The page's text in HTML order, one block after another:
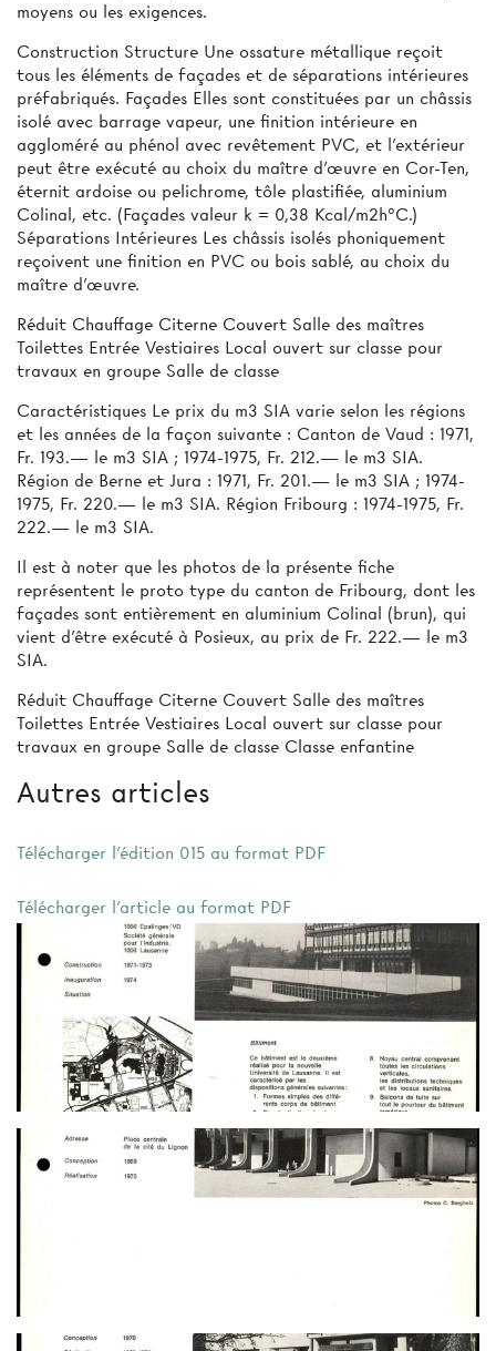
moyens ou les exigences.
Construction Structure Une ossature métallique reçoit
tous les éléments de façades et de séparations intérieures
préfabriqués. Façades Elles sont constituées par un châssis
isolé avec barrage vapeur, une finition intérieure en
aggloméré au phénol avec revêtement PVC, et l’extérieur
peut être exécuté au choix du maître d'œuvre en Cor-Ten,
éternit ardoise ou pelichrome, tôle plastifiée, aluminium
Colinal, etc. (Façades valeur k = 0,38 Kcal/m2h°C.)
Séparations Intérieures Les châssis isolés phoniquement
reçoivent une finition en PVC ou bois sablé, au choix du
maître d’œuvre.
Réduit Chauffage Citerne Couvert Salle des maîtres
Toilettes Entrée Vestiaires Local ouvert sur classe pour
travaux en groupe Salle de classe
Caractéristiques Le prix du m3 SIA varie selon les régions
et les années de la façon suivante : Canton de Vaud : 1971,
Fr. 193.— le m3 SIA ; 1974-1975, Fr. 212.— le m3 SIA.
Région de Berne et Jura : 1971, Fr. 201.— le m3 SIA ; 1974-
1975, Fr. 220.— le m3 SIA. Région Fribourg : 1974-1975, Fr.
222.— le m3 SIA.
Il est à noter que les photos de la présente fiche
représentent le proto­ type du canton de Fribourg, dont les
façades sont entièrement en aluminium Colinal (brun), qui
vient d’être exécuté à Posieux, au prix de Fr. 222.— le m3
SIA.
Réduit Chauffage Citerne Couvert Salle des maîtres
Toilettes Entrée Vestiaires Local ouvert sur classe pour
travaux en groupe Salle de classe Classe enfantine
Autres articles
Télécharger l'édition 015 au format PDF
Télécharger l'article au format PDF